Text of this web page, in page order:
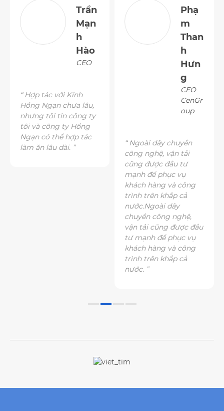
Trần
Mạn
h
Hào
CEO
“ Hợp tác với Kính
Hồng Ngạn chưa lâu,
nhưng tôi tin công ty
tôi và công ty Hồng
Ngạn có thể hợp tác
làm ăn lâu dài. ”
Phạ
m
Than
h
Hưn
g
CEO
CenGr
oup
“ Ngoài dây chuyền
công nghệ, vận tải
cũng được đầu tư
mạnh để phục vụ
khách hàng và công
trình trên khắp cả
nước.Ngoài dây
chuyền công nghệ,
vận tải cũng được đầu
tư mạnh để phục vụ
khách hàng và công
trình trên khắp cả
nước. ”